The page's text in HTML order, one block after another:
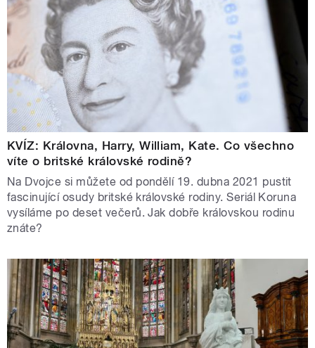
KVÍZ: Královna, Harry, William, Kate. Co všechno
víte o britské královské rodině?
Na Dvojce si můžete od pondělí 19. dubna 2021 pustit
fascinující osudy britské královské rodiny. Seriál Koruna
vysíláme po deset večerů. Jak dobře královskou rodinu
znáte?